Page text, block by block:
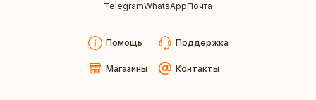
TelegramWhatsAppПочта
Помощь Поддержка
Магазины Контакты